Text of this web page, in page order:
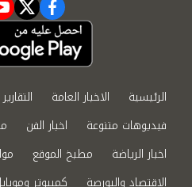
الرئيسية الاخبار العامة
فيديوهات متنوعة
اخبار الفن
اخبار الرياضة
مطبخ الموقع
الاقتصاد والبورصة
كمبيوتر